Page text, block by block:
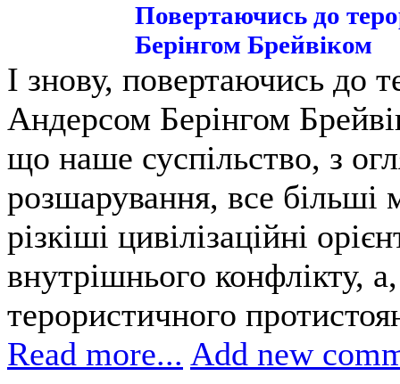
Повертаючись до
Берінгом Брейвіком
І знову, повертаючись до
Андерсом Берінгом
що наше суспільство, з
розшарування, все більші
різкіші цивілізаційні
внутрішнього конфлікту,
терористичного
Read more... Add new